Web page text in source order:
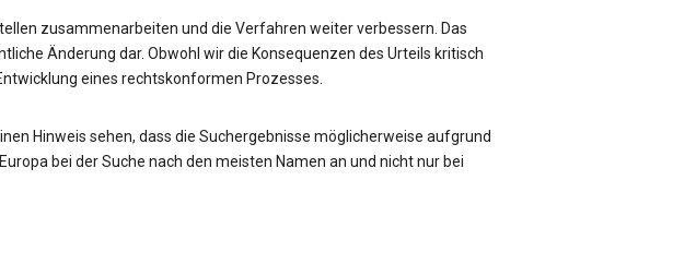
zusammenarbeiten und die Verfahren weiter verbessern. Das
Änderung dar. Obwohl wir die Konsequenzen des Urteils kritisch
eines rechtskonformen Prozesses.
Hinweis sehen, dass die Suchergebnisse möglicherweise aufgrund
bei der Suche nach den meisten Namen an und nicht nur bei